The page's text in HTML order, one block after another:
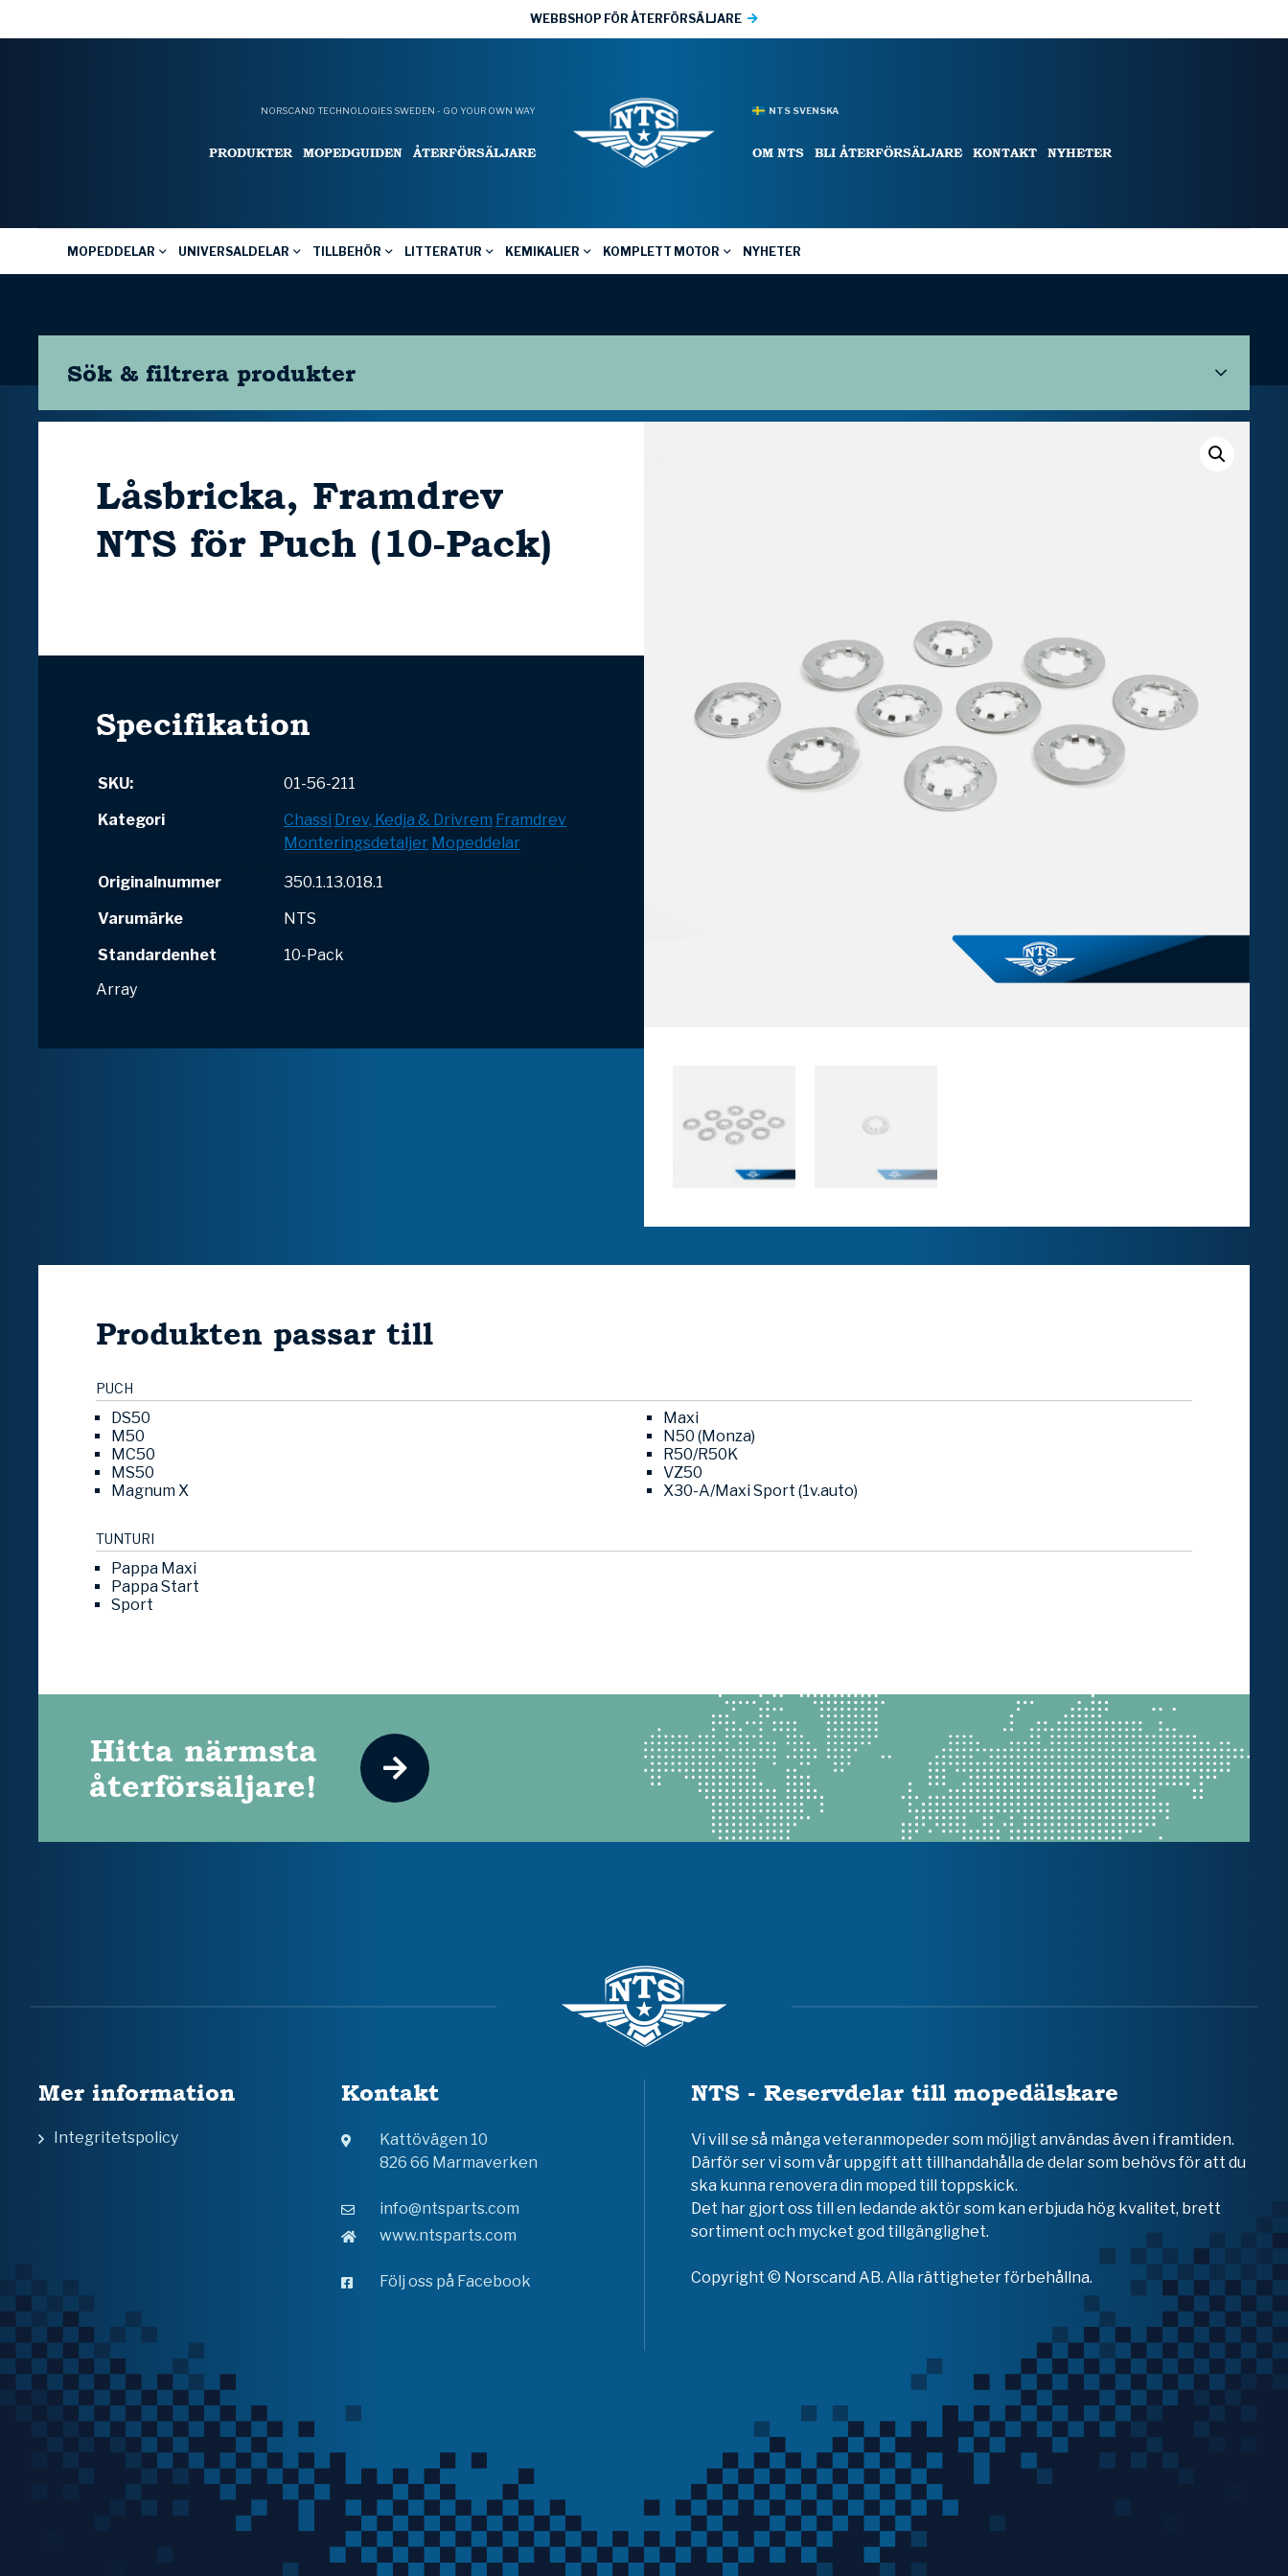
WEBBSHOP FÖR ÅTERFÖRSÄLJARE
NORSCAND TECHNOLOGIES SWEDEN - GO YOUR OWN WAY
PRODUKTER MOPEDGUIDEN ÅTERFÖRSÄLJARE
NTS SVENSKA
OM NTS BLI ÅTERFÖRSÄLJARE KONTAKT NYHETER
MOPEDDELAR UNIVERSALDELAR TILLBEHÖR LITTERATUR KEMIKALIER KOMPLETT MOTOR NYHETER
Sök & filtrera produkter
Låsbricka, Framdrev
NTS för Puch (10-Pack)
Specifikation
SKU:
01-56-211
Kategori
Chassi Drev, Kedja & Drivrem Framdrev
Monteringsdetaljer Mopeddelar
Originalnummer
350.1.13.018.1
Varumärke
NTS
Standardenhet
10-Pack
Array
Produkten passar till
PUCH
DS50
M50
MC50
MS50
Magnum X
Maxi
N50 (Monza)
R50/R50K
VZ50
X30-A/Maxi Sport (1v.auto)
TUNTURI
Pappa Maxi
Pappa Start
Sport
Hitta närmsta
återförsäljare!
Mer information
Integritetspolicy
Kontakt
Kattövägen 10
826 66 Marmaverken
info@ntsparts.com
www.ntsparts.com
Följ oss på Facebook
NTS - Reservdelar till mopedälskare
Vi vill se så många veteranmopeder som möjligt användas även i framtiden.
Därför ser vi som vår uppgift att tillhandahålla de delar som behövs för att du
ska kunna renovera din moped till toppskick.
Det har gjort oss till en ledande aktör som kan erbjuda hög kvalitet, brett
sortiment och mycket god tillgänglighet.
Copyright © Norscand AB. Alla rättigheter förbehållna.